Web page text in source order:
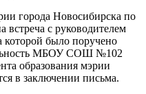
города Новосибирска по
встреча с руководителем
которой было поручено
МБОУ СОШ №102
образования мэрии
в заключении письма.